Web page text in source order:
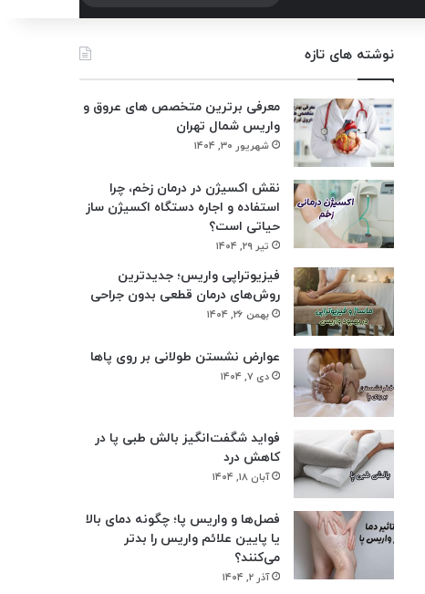
برای
نوشته های تازه
معرفی برترین متخصص های عروق و
واریس شمال تهران
شهریور ۳۰, ۱۴۰۴
نقش اکسیژن در درمان زخم، چرا
استفاده و اجاره دستگاه اکسیژن‌ ساز
حیاتی است؟
تیر ۲۹, ۱۴۰۴
فیزیوتراپی واریس؛ جدیدترین
روش‌های درمان قطعی بدون جراحی
بهمن ۲۶, ۱۴۰۴
عوارض نشستن طولانی بر روی پاها
دی ۷, ۱۴۰۴
فواید شگفت‌انگیز بالش طبی پا در
کاهش درد
آبان ۱۸, ۱۴۰۴
فصل‌ها و واریس پا؛ چگونه دمای بالا
یا پایین علائم واریس را بدتر
می‌کنند؟
آذر ۲, ۱۴۰۴